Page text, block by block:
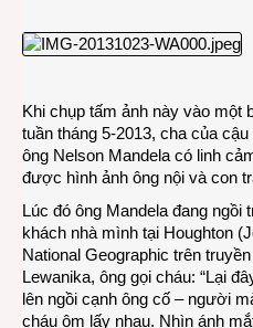
Khi chụp tấm ảnh này vào một
tuần tháng 5-2013, cha của
ông Nelson Mandela có linh
được hình ảnh ông nội và con
Lúc đó ông Mandela đang ngồi
khách nhà mình tại Houghton
National Geographic trên
Lewanika, ông gọi cháu: “Lại
lên ngồi cạnh ông cố – người
cháu ôm lấy nhau. Nhìn ánh